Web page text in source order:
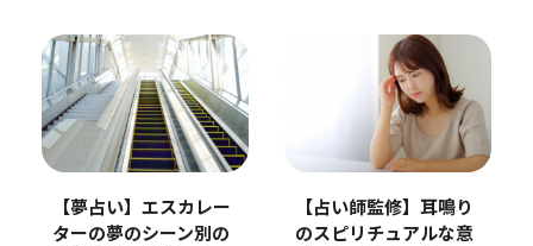
【夢占い】エスカレー
ターの夢のシーン別の
【占い師監修】耳鳴り
のスピリチュアルな意